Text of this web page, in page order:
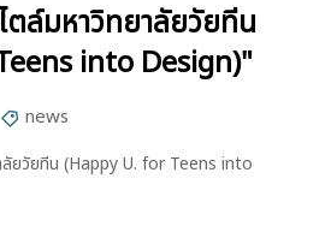
ตล์มหาวิทยาลัยวัยทีน
into Design)"
news
ลัยวัยทีน (Happy U. for Teens into